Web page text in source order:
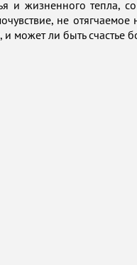
и жизненного тепла,
не
может ли быть счастье